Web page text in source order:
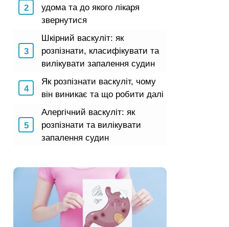
удома та до якого лікаря
звернутися
Шкірний васкуліт: як
розпізнати, класифікувати та
вилікувати запалення судин
Як розпізнати васкуліт, чому
він виникає та що робити далі
Алергічний васкуліт: як
розпізнати та вилікувати
запалення судин